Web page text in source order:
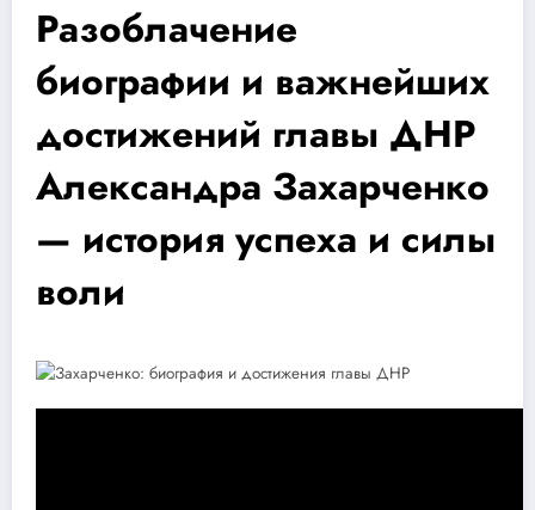
Разоблачение
биографии и важнейших
достижений главы ДНР
Александра Захарченко
— история успеха и силы
воли